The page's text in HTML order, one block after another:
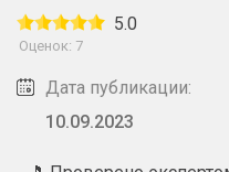
5.0
Оценок: 7
Дата публикации:
10.09.2023